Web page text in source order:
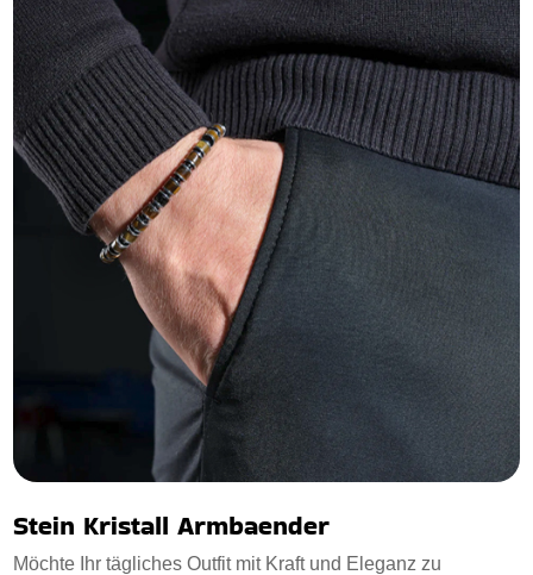
Stein Kristall Armbaender
Möchte Ihr tägliches Outfit mit Kraft und Eleganz zu